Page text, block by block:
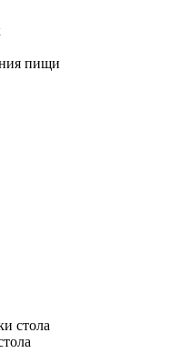
пищи
стола